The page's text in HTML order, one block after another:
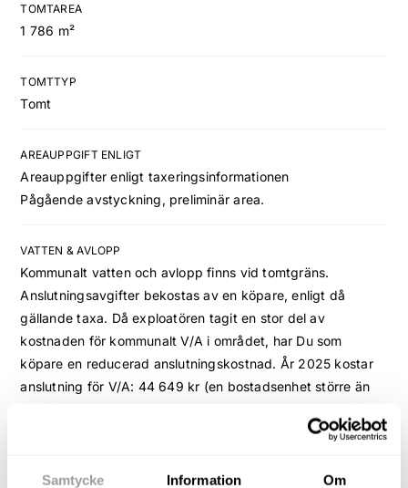
Samtycke Information Om
TOMTAREA
1 786 m²
TOMTTYP
Tomt
AREAUPPGIFT ENLIGT
Areauppgifter enligt taxeringsinformationen
Pågående avstyckning, preliminär area.
VATTEN & AVLOPP
Kommunalt vatten och avlopp finns vid tomtgräns.
Anslutningsavgifter bekostas av en köpare, enligt då
gällande taxa. Då exploatören tagit en stor del av
kostnaden för kommunalt V/A i området, har Du som
köpare en reducerad anslutningskostnad. År 2025 kostar
anslutning för V/A: 44 649 kr (en bostadsenhet större än
Gusjön 4:289